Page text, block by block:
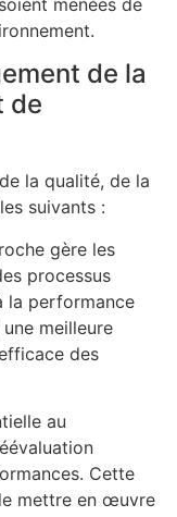
de la
de
la qualité, de la
suivants :
gère les
processus
la performance
meilleure
des
au
Cette
mettre en œuvre